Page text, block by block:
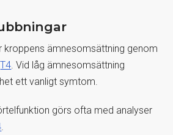
kroppens ämnesomsättning genom
T4 . Vid låg ämnesomsättning
ett vanligt symtom.
görs ofta med analyser